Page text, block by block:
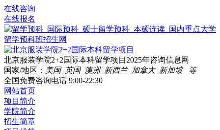
在线咨询
在线报名
北京服装学院2+2国际本科留学项目2025年咨询信息网
国家/地区： 美国 英国 澳洲 新西兰 加拿大 新加坡 等
全国免费咨询电话 9:00-22:30
网站首页
项目简介
学院简介
招生简章